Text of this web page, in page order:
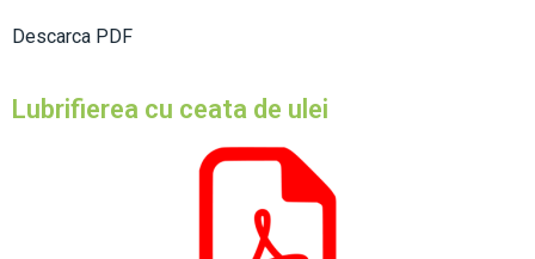
Descarca PDF
Lubrifierea cu ceata de ulei